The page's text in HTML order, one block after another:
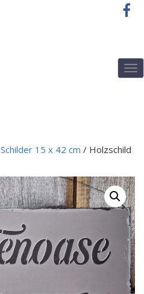
T
o
a
i
g
a
t
i
o
n
Schilder 15 x 42 cm / Holzschild